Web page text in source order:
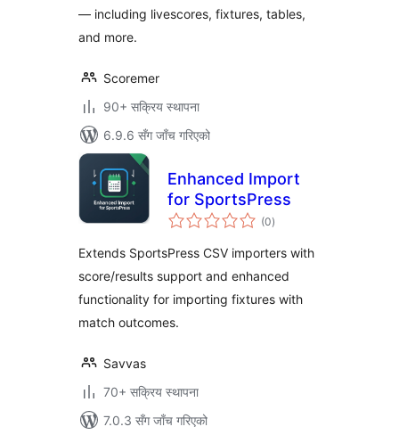
— including livescores, fixtures, tables,
and more.
Scoremer
90+ सक्रिय स्थापना
6.9.6 सँग जाँच गरिएको
Enhanced Import
for SportsPress
(0कुल
रेटिङ्गहरू
)
Extends SportsPress CSV importers with
score/results support and enhanced
functionality for importing fixtures with
match outcomes.
Savvas
70+ सक्रिय स्थापना
7.0.3 सँग जाँच गरिएको